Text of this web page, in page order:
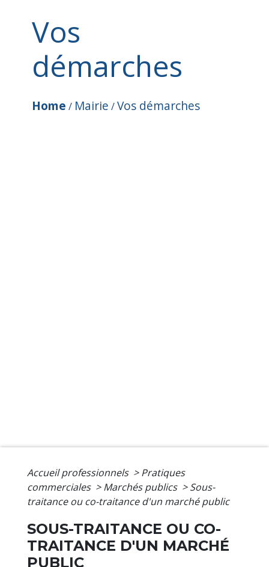
Vos
démarches
Home / Mairie /Vos démarches
Accueil professionnels > Pratiques
commerciales > Marchés publics > Sous-
traitance ou co-traitance d'un marché public
SOUS-TRAITANCE OU CO-
TRAITANCE D'UN MARCHÉ
PUBLIC